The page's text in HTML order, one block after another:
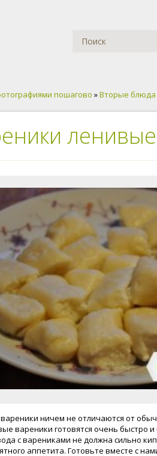
пошагово »Вторые блюда
ленивые
ничем не отличаются от
вареники готовятся очень быстро
с варениками не должна сильно
аппетита. Готовьте вместе с